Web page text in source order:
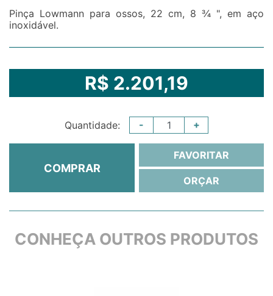
Pinça Lowmann para ossos, 22 cm, 8 ¾ ", em aço
inoxidável.
R$ 2.201,19
Quantidade: - +
COMPRAR
FAVORITAR
ORÇAR
CONHEÇA OUTROS PRODUTOS